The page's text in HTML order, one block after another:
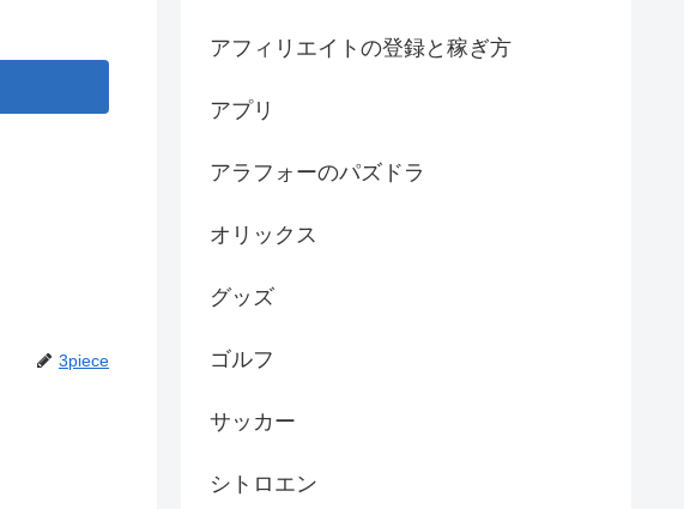
3piece
アフィリエイトの登録と稼ぎ方
アプリ
アラフォーのパズドラ
オリックス
グッズ
ゴルフ
サッカー
シトロエン